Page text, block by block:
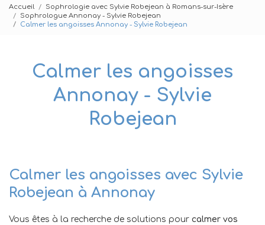
Accueil
Sophrologie avec Sylvie Robejean à Romans-sur-Isère
Sophrologue Annonay - Sylvie Robejean
Calmer les angoisses Annonay - Sylvie Robejean
Calmer les angoisses
Annonay - Sylvie
Robejean
Calmer les angoisses avec Sylvie
Robejean à Annonay
Vous êtes à la recherche de solutions pour calmer vos